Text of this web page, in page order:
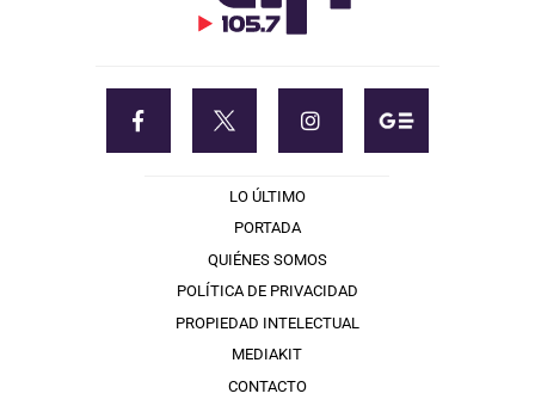
LO ÚLTIMO
PORTADA
QUIÉNES SOMOS
POLÍTICA DE PRIVACIDAD
PROPIEDAD INTELECTUAL
MEDIAKIT
CONTACTO